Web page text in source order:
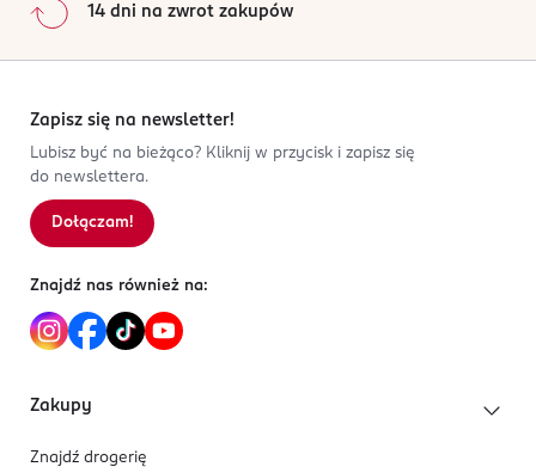
14 dni na zwrot zakupów
Zapisz się na newsletter!
Lubisz być na bieżąco? Kliknij w przycisk i zapisz się
do newslettera.
Dołączam!
Znajdź nas również na:
Zakupy
Znajdź drogerię